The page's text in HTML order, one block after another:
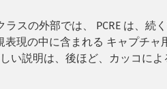
スの外部では、 PCRE は、続
現の中に含まれる キャプチャ
い説明は、後ほど、カッコによ